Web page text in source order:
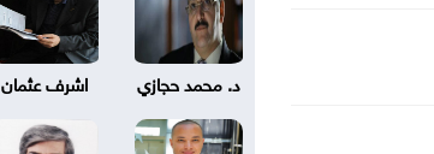
د. محمد حجازي اشرف عثمان